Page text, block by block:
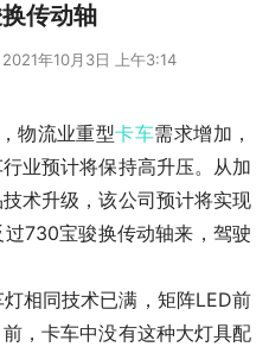
传动轴
2021年10月3日 上午3:14
物流业重型卡车需求增加，
业预计将保持高升压。从加
术升级，该公司预计将实现
730宝骏换传动轴来，驾驶
相同技术已满，矩阵LED前
，卡车中没有这种大灯具配